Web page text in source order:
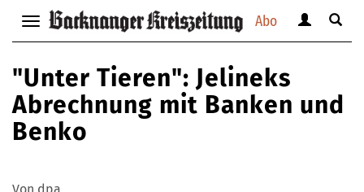
Abo
Navigation
anzeigen
verbergen
anzeigen
Suche
"Unter Tieren": Jelineks
Abrechnung mit Banken und
Benko